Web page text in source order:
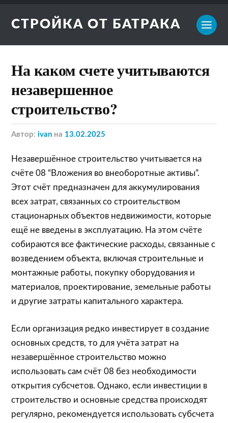
СТРОЙКА ОТ БАТРАКА
На каком счете учитываются
незавершенное
строительство?
Автор:ivan на 13.02.2025
Незавершённое строительство учитывается на
счёте 08 “Вложения во внеоборотные активы”.
Этот счёт предназначен для аккумулирования
всех затрат, связанных со строительством
стационарных объектов недвижимости, которые
ещё не введены в эксплуатацию. На этом счёте
собираются все фактические расходы, связанные с
возведением объекта, включая строительные и
монтажные работы, покупку оборудования и
материалов, проектирование, земельные работы
и другие затраты капитального характера.
Если организация редко инвестирует в создание
основных средств, то для учёта затрат на
незавершённое строительство можно
использовать сам счёт 08 без необходимости
открытия субсчетов. Однако, если инвестиции в
строительство и основные средства происходят
регулярно, рекомендуется использовать субсчета